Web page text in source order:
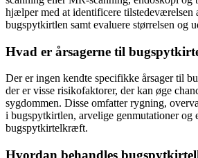
hjælper med at identificere tilstedeværelsen
bugspytkirtlen samt evaluere størrelsen og
Hvad er årsagerne til
Der er ingen kendte specifikke årsager til
der er visse risikofaktorer, der kan øge
sygdommen. Disse omfatter rygning,
i bugspytkirtlen, arvelige genmutationer og
bugspytkirtelkræft.
Hvordan behandles